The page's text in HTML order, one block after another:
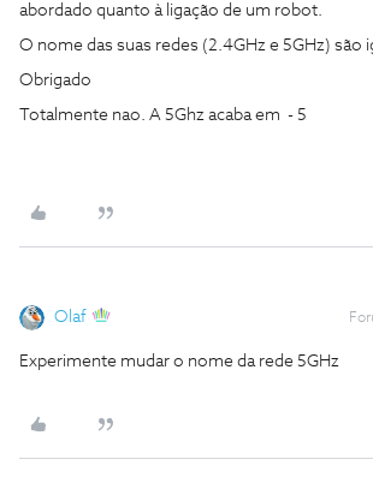
abordado quanto à ligação de um robot.
O nome das suas redes (2.4GHz e 5GHz) são
Obrigado
Totalmente nao. A 5Ghz acaba em - 5
Olaf
Experimente mudar o nome da rede 5GHz